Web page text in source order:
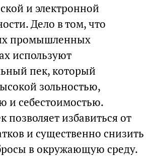
и электронной
Дело в том, что
промышленных
используют
пек, который
зольностью,
и себестоимостью.
позволяет избавиться от
и существенно снизить
в окружающую среду.